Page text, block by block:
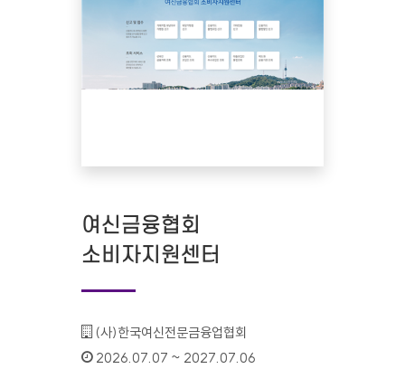
여신금융협회
소비자지원센터
기관명 :
(사)한국여신전문금융업협회
인증기간 :
2026.07.07 ~ 2027.07.06